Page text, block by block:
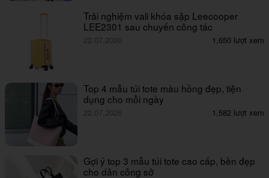
Trải nghiệm vali khóa sập Leecooper
LEE2301 sau chuyến công tác
22.07.2026 1,650 lượt xem
Top 4 mẫu túi tote màu hồng đẹp, tiện
dụng cho mỗi ngày
22.07.2026 1,582 lượt xem
Gợi ý top 3 mẫu túi tote cao cấp, bền đẹp
cho dân công sở